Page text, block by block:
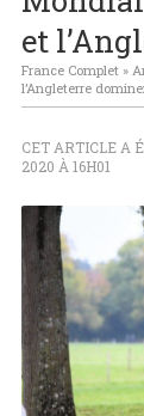
et
France Complet»
l’Angleterre
CET ARTICLE A
2020 À 16H01